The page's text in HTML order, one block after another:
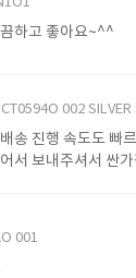
하고 좋아요~^^
002 SILVER
송 진행 속도도 빠
서 보내주셔서 싼
001